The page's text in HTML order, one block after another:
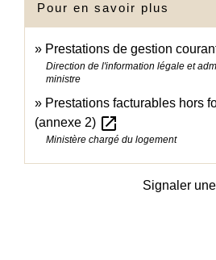
Pour en savoir plus
Prestations de gestion
Direction de l'information légale et
ministre
Prestations facturables hors
(annexe 2) open_in_new
Ministère chargé du logement
Signaler